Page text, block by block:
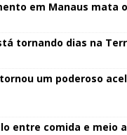
em Manaus mata
tornando dias na
um poderoso
entre comida e meio